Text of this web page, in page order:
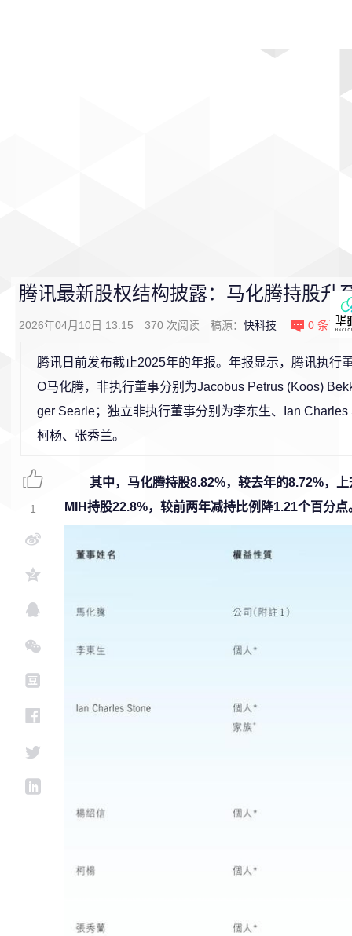
腾讯最新股权结构披露：马化腾持股升
2026年04月10日 13:15 370 次阅读 稿源： 快科技 0 条评论
腾讯日前发布截止2025年的年报。年报显示，腾讯执行
O马化腾，非执行董事分别为Jacobus Petrus (Koos)
ger Searle；独立非执行董事分别为李东生、Ian
柯杨、张秀兰。
其中，马化腾持股8.82%，较去年的8.72%，
MIH持股22.8%，较前两年减持比例降1.21个百分点
1